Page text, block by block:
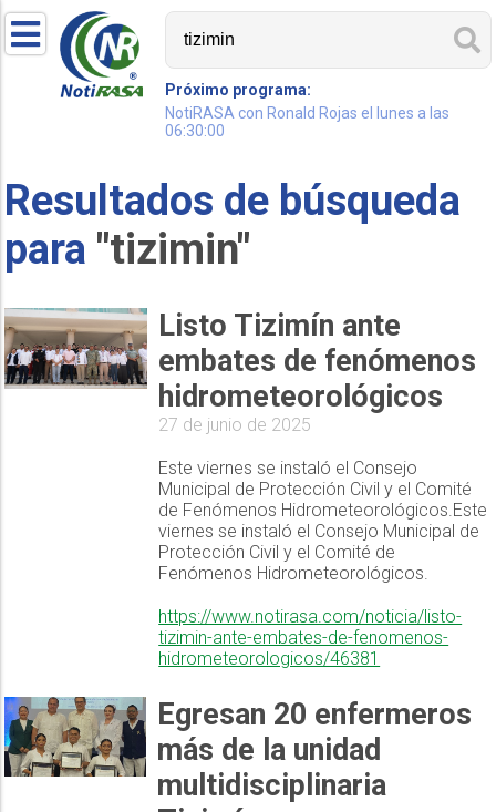
Próximo programa:
NotiRASA con Ronald Rojas el lunes a las
06:30:00
Resultados de búsqueda
para "tizimin"
Listo Tizimín ante
embates de fenómenos
hidrometeorológicos
27 de junio de 2025
Este viernes se instaló el Consejo
Municipal de Protección Civil y el Comité
de Fenómenos Hidrometeorológicos.Este
viernes se instaló el Consejo Municipal de
Protección Civil y el Comité de
Fenómenos Hidrometeorológicos.
https://www.notirasa.com/noticia/listo-
tizimin-ante-embates-de-fenomenos-
hidrometeorologicos/46381
Egresan 20 enfermeros
más de la unidad
multidisciplinaria